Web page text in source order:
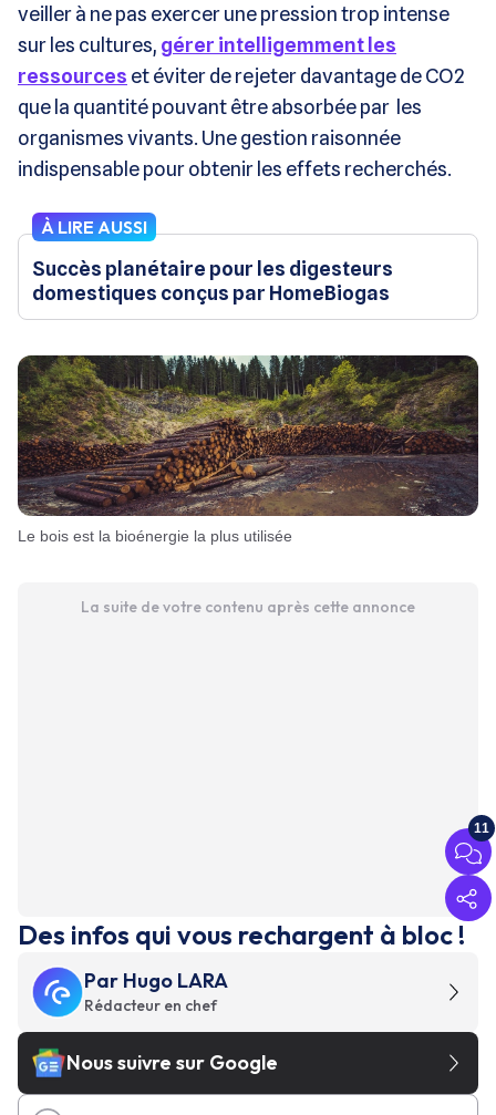
veiller à ne pas exercer une pression trop intense
sur les cultures, gérer intelligemment les
ressources et éviter de rejeter davantage de CO2
que la quantité pouvant être absorbée par les
organismes vivants. Une gestion raisonnée
indispensable pour obtenir les effets recherchés.
À LIRE AUSSI
Succès planétaire pour les digesteurs
domestiques conçus par HomeBiogas
Le bois est la bioénergie la plus utilisée
La suite de votre contenu après cette annonce
11
Des infos qui vous rechargent à bloc !
Par Hugo LARA
Rédacteur en chef
Nous suivre sur Google